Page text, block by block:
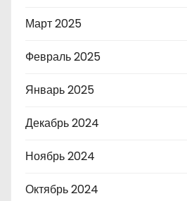
Март 2025
Февраль 2025
Январь 2025
Декабрь 2024
Ноябрь 2024
Октябрь 2024